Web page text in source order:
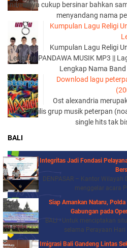
namanya cukup bersinar bahkan
menyandang nama
Kumpulan Lagu Religi
Kumpulan Lagu Religi
Lengkap PANDAWA MUSIK MP3 ||
Lengkap Nama
Download lagu
Ost alexandria
yang di rilis grup musik peterpan
single hits tak
BALI
Integritas Jadi Fondasi
DENPASAR – Kantor
menggelar acara
Siap Amankan Nataru,
Gabungan pada
BALI - Untuk menciptakan
selama Perayaan
Imigrasi Bali Gandeng Lintas